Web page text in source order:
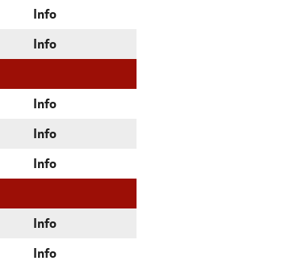
Info
Info
Info
Info
Info
Info
Info